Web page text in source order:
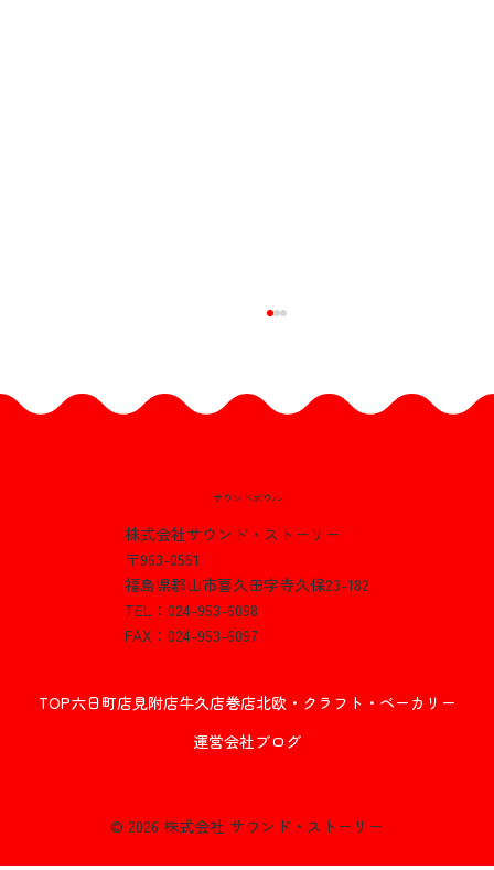
8月イベント情報 スタッフチ
ャレンジ
サウンドボウル
株式会社サウンド・ストーリー
〒963-0551
福島県郡山市喜久田字寺久保23-182
TEL：024-953-6098
FAX：024-953-6097
TOP六日町店見附店牛久店巻店北欧・クラフト・ベーカリー
運営会社ブログ
© 2026 株式会社 サウンド・ストーリー